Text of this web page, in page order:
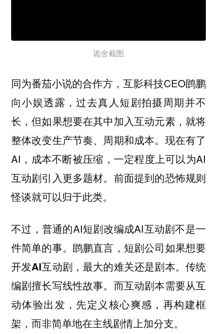
诡舍截图
同为番茄小说的合作方，互影科技CEO鹍鹏
向小娱透露，过去真人短剧拍摄周期并不
长，但如果想要在其中加入互动元素，就将
整体改变生产节奏、周期和成本。现在有了
AI，成本不断被压缩，一定程度上可以为AI
互动剧引入更多题材。前面提到的恐怖规则
怪谈就可以归于此类。
不过，普通的AI短剧改编成AI互动剧不是一
件简单的事。鹍鹏直言， 短剧公司如果想要
开发AI互动剧，最大的难关还是剧本。 传统
编剧擅长写线性故事。而互动剧本需要从互
动体验出发，先定义核心爽感，再构建框
架，而非简单地在主线剧情上加分支。